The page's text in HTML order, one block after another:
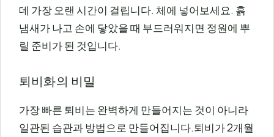
데 가장 오랜 시간이 걸립니다. 체에 넣어보세요. 흙
냄새가 나고 손에 닿았을 때 부드러워지면 정원에 뿌
릴 준비가 된 것입니다.
퇴비화의 비밀
가장 빠른 퇴비는 완벽하게 만들어지는 것이 아니라
일관된 습관과 방법으로 만들어집니다.퇴비가 2개월